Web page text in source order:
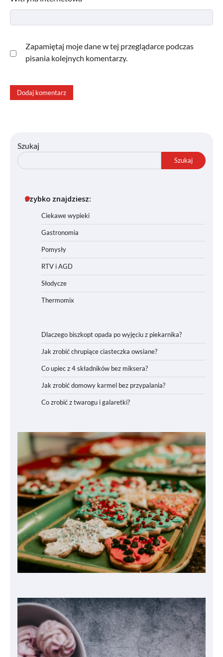
Zapamiętaj moje dane w tej przeglądarce podczas
pisania kolejnych komentarzy.
Szukaj
Szukaj
Szybko znajdziesz:
Ciekawe wypieki
Gastronomia
Pomysły
RTV i AGD
Słodycze
Thermomix
Dlaczego biszkopt opada po wyjęciu z piekarnika?
Jak zrobić chrupiące ciasteczka owsiane?
Co upiec z 4 składników bez miksera?
Jak zrobić domowy karmel bez przypalania?
Co zrobić z twarogu i galaretki?